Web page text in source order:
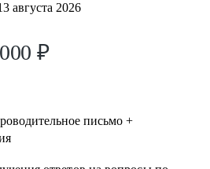
августа 2026
₽
письмо +